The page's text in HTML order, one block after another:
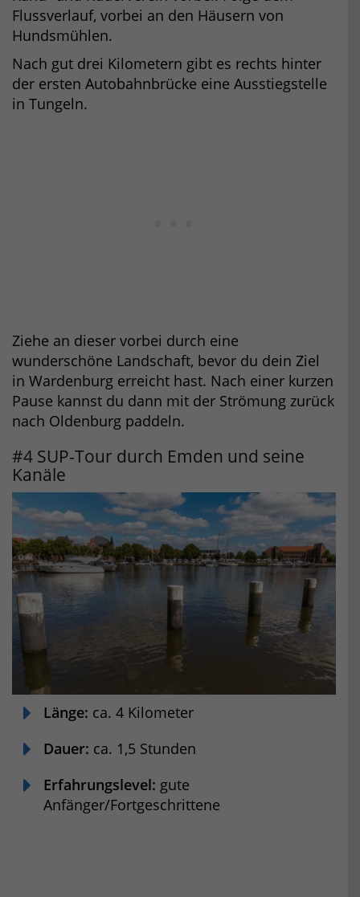
Flussverlauf, vorbei an den Häusern von
Hundsmühlen.
Nach gut drei Kilometern gibt es rechts hinter
der ersten Autobahnbrücke eine Ausstiegstelle
in Tungeln.
Ziehe an dieser vorbei durch eine
wunderschöne Landschaft, bevor du dein Ziel
in Wardenburg erreicht hast. Nach einer kurzen
Pause kannst du dann mit der Strömung zurück
nach Oldenburg paddeln.
#4 SUP-Tour durch Emden und seine
Kanäle
Länge: ca. 4 Kilometer
Dauer: ca. 1,5 Stunden
Erfahrungslevel: gute
Anfänger/Fortgeschrittene